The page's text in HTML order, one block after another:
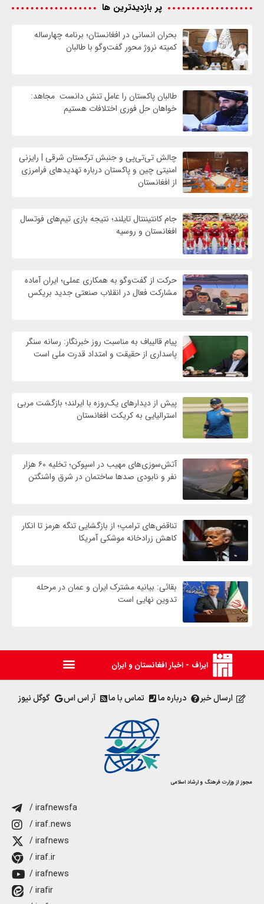
پر بازدیدترین ها
بحران انسانی در افغانستان؛ برنامه چهار‌ساله
کمیته نروژ محور گفت‌وگو با طالبان
طالبان پاکستان را عامل تنش دانست مجاهد:
خواهان حل فوری اختلافات هستیم
چالش تی‌تی‌پی و جنبش ترکستان شرقی | رایزنی
امنیتی چین و پاکستان درباره تهدیدهای فرامرزی
از افغانستان
جام کانتیننتال تایلند؛ نتیجه بازی تیم‌های فوتسال
افغانستان و روسیه
حرکت از گفت‌وگو به همکاری عملی؛ ایران آماده
مشارکت فعال در انقلاب صنعتی جدید بریکس
پیام قالیباف به مناسبت روز خبرنگار: رسانه سنگر
پاسداری از حقیقت و امتداد قدرت ملی است
پیش از دیدارهای یک‌روزه با ایرلند؛ بازگشت مربی
استرالیایی به کریکت افغانستان
آتش‌سوزی‌های مهیب در اسپوکن؛ تخلیه ۶۰ هزار
نفر و نابودی صدها ساختمان در شرق واشنگتن
تناقض‌های ترامپ؛ از بازگشایی تنگه هرمز تا انکار
کاهش زرادخانه موشکی آمریکا
بقائی: بیانیه مشترک ایران و عمان در مرحله
تدوین نهایی است
ایراف - اخبار افغانستان و ایران
ارسال خبر درباره ما تماس با ما آر اس اس گوگل نیوز
مجوز از وزارت فرهنگ و ارشاد اسلامی
/ irafnewsfa
/ iraf.news
/ irafnews
/ iraf.ir
/ irafnews
/ irafir